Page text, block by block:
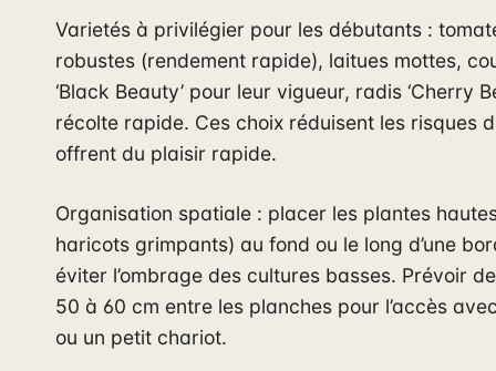
Varietés à privilégier pour les débutants :
robustes (rendement rapide), laitues mottes,
‘Black Beauty’ pour leur vigueur, radis ‘Cherry
récolte rapide. Ces choix réduisent les risques
offrent du plaisir rapide.
Organisation spatiale : placer les plantes
haricots grimpants) au fond ou le long d’une
éviter l’ombrage des cultures basses. Prévoir
50 à 60 cm entre les planches pour l’accès
ou un petit chariot.